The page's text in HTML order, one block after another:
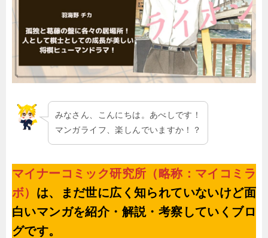
みなさん、こんにちは。あべしです！
マンガライフ、楽しんでいますか！？
マイナーコミック研究所（略称：マイコミラ
ボ） は、まだ世に広く知られていないけど面
白いマンガを紹介・解説・考察していくブロ
グです。